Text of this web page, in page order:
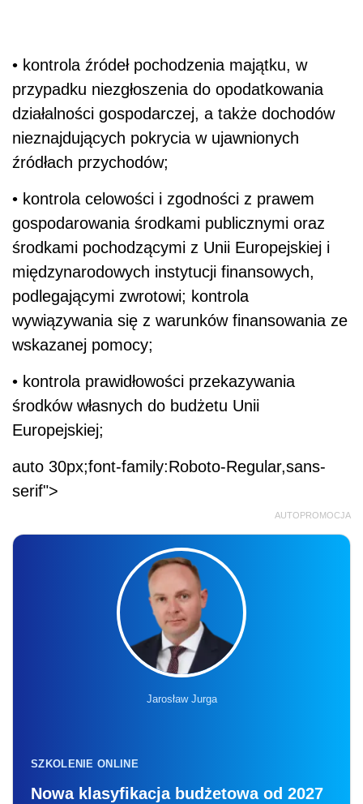
• kontrola źródeł pochodzenia majątku, w
przypadku niezgłoszenia do opodatkowania
działalności gospodarczej, a także dochodów
nieznajdujących pokrycia w ujawnionych
źródłach przychodów;
• kontrola celowości i zgodności z prawem
gospodarowania środkami publicznymi oraz
środkami pochodzącymi z Unii Europejskiej i
międzynarodowych instytucji finansowych,
podlegającymi zwrotowi; kontrola
wywiązywania się z warunków finansowania ze
wskazanej pomocy;
• kontrola prawidłowości przekazywania
środków własnych do budżetu Unii
Europejskiej;
auto 30px;font-family:Roboto-Regular,sans-
serif">
AUTOPROMOCJA
Jarosław Jurga
SZKOLENIE ONLINE
Nowa klasyfikacja budżetowa od 2027